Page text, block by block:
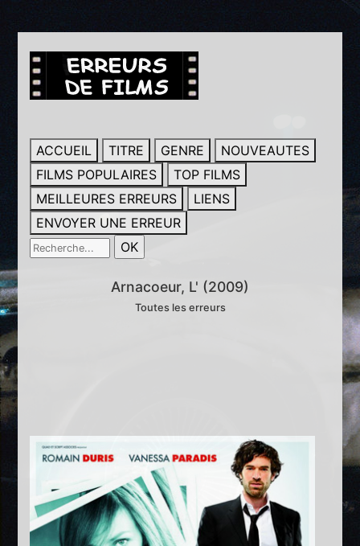
ACCUEIL TITRE GENRE
NOUVEAUTES
FILMS POPULAIRES
TOP FILMS
MEILLEURES ERREURS
LIENS
ENVOYER UNE ERREUR
Arnacoeur, L' (2009)
Toutes les erreurs